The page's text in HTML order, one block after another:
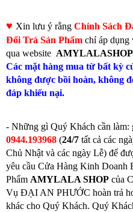
♥ Xin lưu ý rằng Chính Sách
Đổi Trả Sản Phẩm chỉ áp dụng
qua website
Các mặt hàng mua từ bất kỳ
không được bồi hoàn, không
đáp khiếu nại.
- Những gì Quý Khách cần làm:
0944.193968 (24/7 tất cả các
Chủ Nhật và các ngày Lễ) để
yêu cầu Cửa Hàng Kinh Doanh
Phẩm AMYLALA SHOP của
Vụ ĐẠI AN PHƯỚC hoàn trả
khác cho Quý Khách. Quý